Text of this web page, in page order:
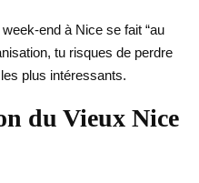
end à Nice se fait “au
tu risques de perdre
plus intéressants.
du Vieux Nice